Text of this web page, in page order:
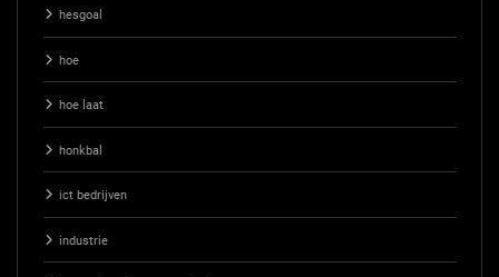
hesgoal
hoe
hoe laat
honkbal
ict bedrijven
industrie